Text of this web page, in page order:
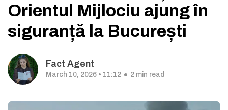
Orientul Mijlociu ajung în
siguranță la București
Fact Agent
March 10, 2026 • 11:12 2 min read